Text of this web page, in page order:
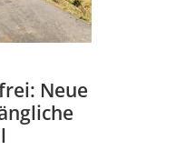
Neue